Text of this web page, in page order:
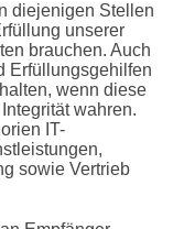
diejenigen Stellen
unserer
brauchen. Auch
Erfüllungsgehilfen
wenn diese
wahren.
IT-
sowie Vertrieb